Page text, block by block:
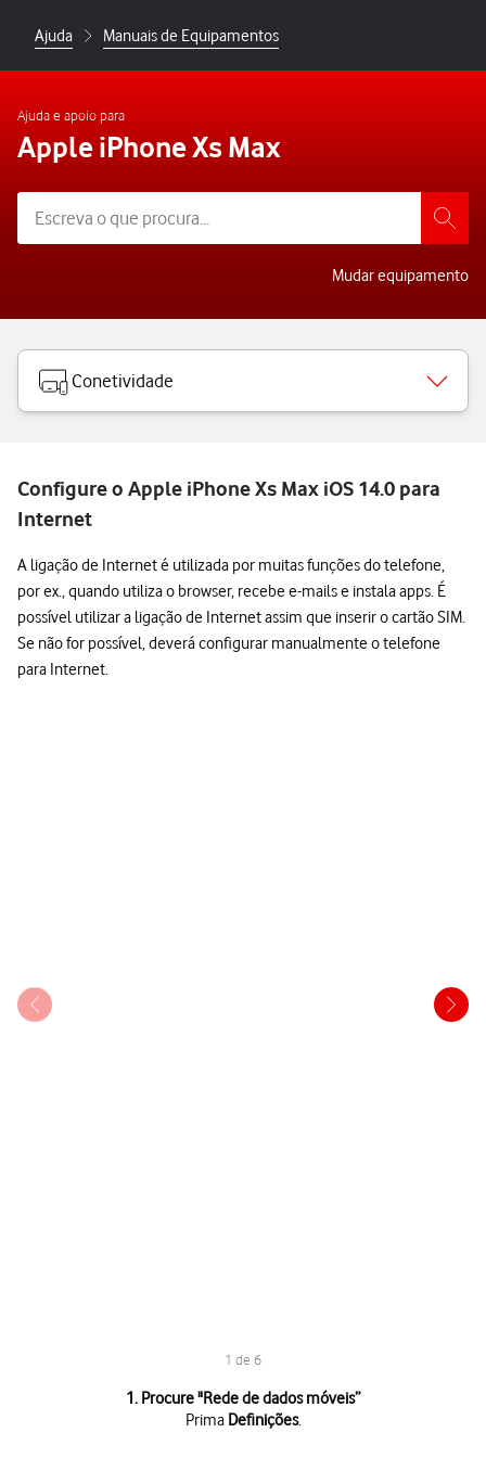
Ajuda Manuais de Equipamentos
Ajuda e apoio para
Apple iPhone Xs Max
Mudar equipamento
Conetividade
Configure o Apple iPhone Xs Max iOS 14.0 para
Internet
A ligação de Internet é utilizada por muitas funções do telefone,
por ex., quando utiliza o browser, recebe e-mails e instala apps. É
possível utilizar a ligação de Internet assim que inserir o cartão SIM.
Se não for possível, deverá configurar manualmente o telefone
para Internet.
1 de 6
1. Procure "Rede de dados móveis”
Prima Definições.